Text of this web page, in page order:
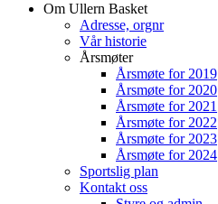
Om Ullern Basket
Adresse, orgnr
Vår historie
Årsmøter
Årsmøte for 2019
Årsmøte for 2020
Årsmøte for 2021
Årsmøte for 2022
Årsmøte for 2023
Årsmøte for 2024
Sportslig plan
Kontakt oss